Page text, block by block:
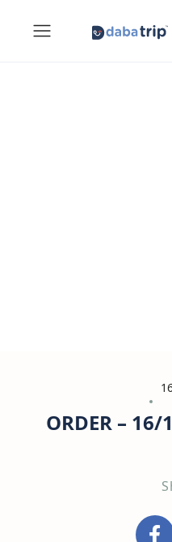
ORDER –